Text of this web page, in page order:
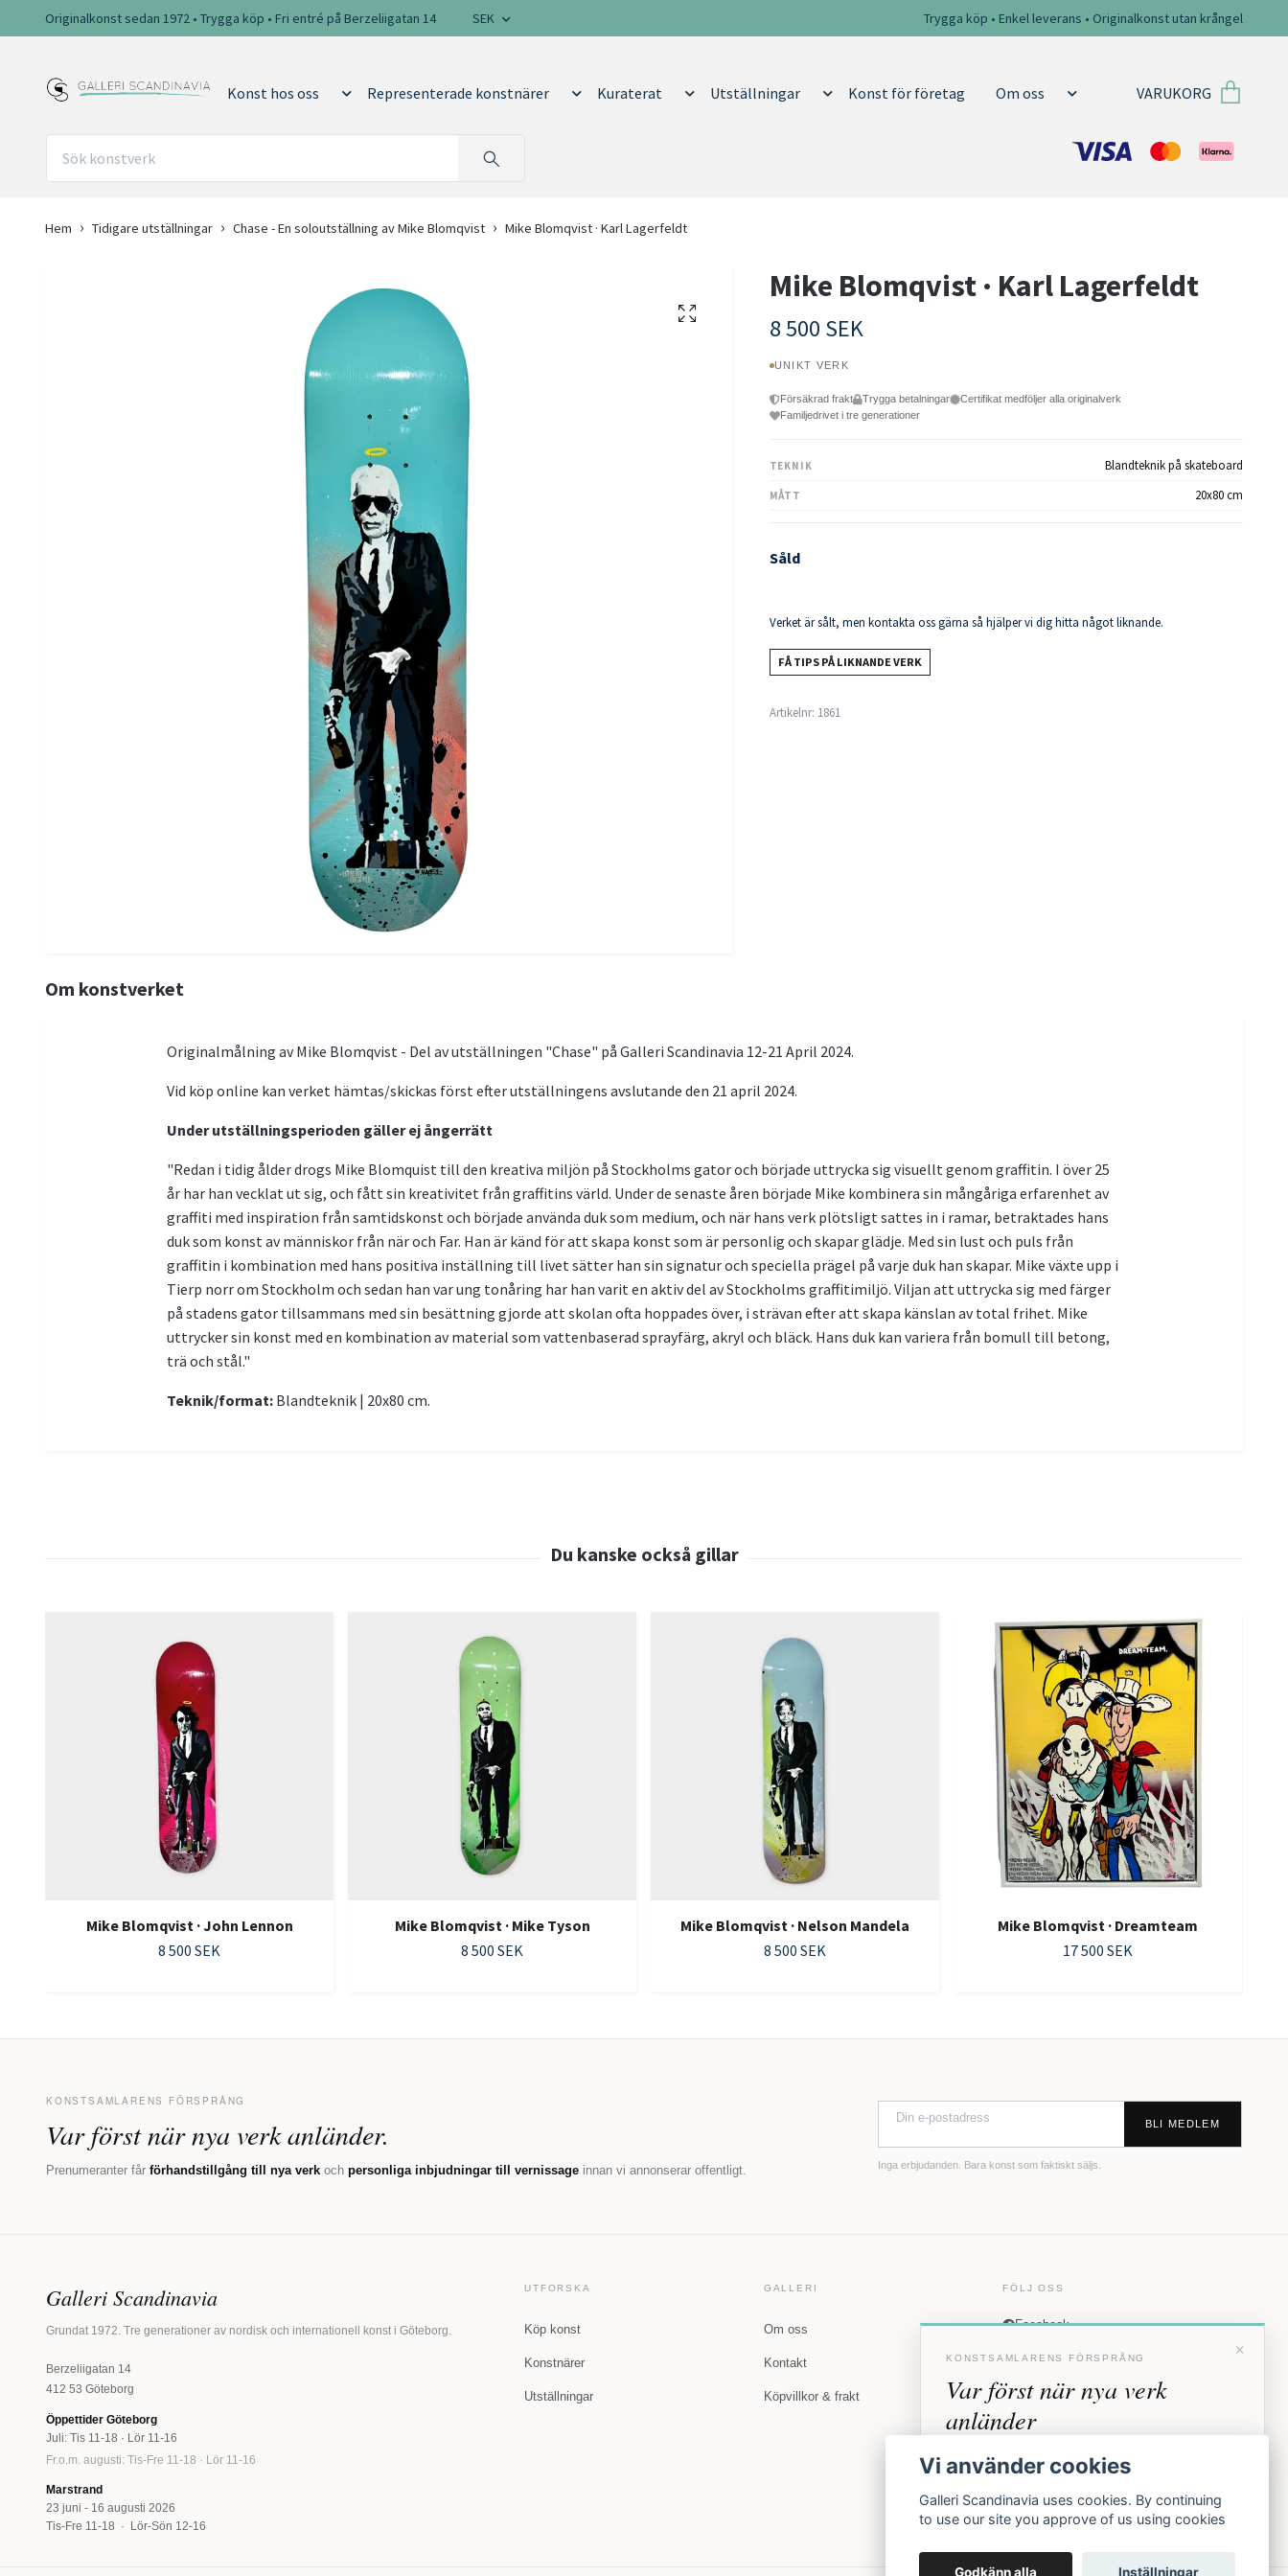
Originalkonst sedan 1972 • Trygga köp • Fri entré på Berzeliigatan 14 SEK Trygga köp • Enkel leverans • Originalkonst utan krångel
Konst hos oss Representerade konstnärer Kuraterat Utställningar Konst för företag Om oss VARUKORG
Hem Tidigare utställningar Chase - En soloutställning av Mike Blomqvist Mike Blomqvist · Karl Lagerfeldt
Mike Blomqvist · Karl Lagerfeldt
8 500 SEK
UNIKT VERK
Försäkrad frakt Trygga betalningar
Certifikat medföljer alla originalverk
Familjedrivet i tre generationer
TEKNIK Blandteknik på skateboard
MÅTT 20x80 cm
Såld
Verket är sålt, men kontakta oss gärna så hjälper vi dig hitta något liknande.
FÅ TIPS PÅ LIKNANDE VERK
Artikelnr: 1861
Om konstverket
Originalmålning av Mike Blomqvist - Del av utställningen "Chase" på Galleri Scandinavia 12-21 April 2024.
Vid köp online kan verket hämtas/skickas först efter utställningens avslutande den 21 april 2024.
Under utställningsperioden gäller ej ångerrätt
"Redan i tidig ålder drogs Mike Blomquist till den kreativa miljön på Stockholms gator och började uttrycka sig visuellt genom graffitin. I över 25
år har han vecklat ut sig, och fått sin kreativitet från graffitins värld. Under de senaste åren började Mike kombinera sin mångåriga erfarenhet av
graffiti med inspiration från samtidskonst och började använda duk som medium, och när hans verk plötsligt sattes in i ramar, betraktades hans
duk som konst av människor från när och Far. Han är känd för att skapa konst som är personlig och skapar glädje. Med sin lust och puls från
graffitin i kombination med hans positiva inställning till livet sätter han sin signatur och speciella prägel på varje duk han skapar. Mike växte upp i
Tierp norr om Stockholm och sedan han var ung tonåring har han varit en aktiv del av Stockholms graffitimiljö. Viljan att uttrycka sig med färger
på stadens gator tillsammans med sin besättning gjorde att skolan ofta hoppades över, i strävan efter att skapa känslan av total frihet. Mike
uttrycker sin konst med en kombination av material som vattenbaserad sprayfärg, akryl och bläck. Hans duk kan variera från bomull till betong,
trä och stål."
Teknik/format:Blandteknik | 20x80 cm.
Mike Blomqvist · John Lennon
8 500 SEK
Mike Blomqvist · Mike Tyson
8 500 SEK
Mike Blomqvist · Nelson Mandela
8 500 SEK
Mike Blomqvist · Dreamteam
17 500 SEK
KONSTSAMLARENS FÖRSPRÅNG
Var först när nya verk anländer.
Prenumeranter får förhandstillgång till nya verk och personliga inbjudningar till vernissage innan vi annonserar offentligt.
BLI MEDLEM
Inga erbjudanden. Bara konst som faktiskt säljs.
Galleri Scandinavia
Grundat 1972. Tre generationer av nordisk och internationell konst i Göteborg.
Berzeliigatan 14
412 53 Göteborg
Öppettider Göteborg
Juli: Tis 11-18 · Lör 11-16
Fr.o.m. augusti: Tis-Fre 11-18 · Lör 11-16
Marstrand
23 juni - 16 augusti 2026
Tis-Fre 11-18 · Lör-Sön 12-16
UTFORSKA
Köp konst
Konstnärer
Utställningar
GALLERI
Om oss
Kontakt
Köpvillkor & frakt
FÖLJ OSS
Facebook
×
KONSTSAMLARENS FÖRSPRÅNG
Var först när nya verk
anländer
Förhandstillgång till nya verk och personliga
inbjudningar till vernissage, innan vi annonserar
offentligt.
Vi använder cookies
Galleri Scandinavia uses cookies. By continuing
to use our site you approve of us using cookies
Godkänn alla Inställningar